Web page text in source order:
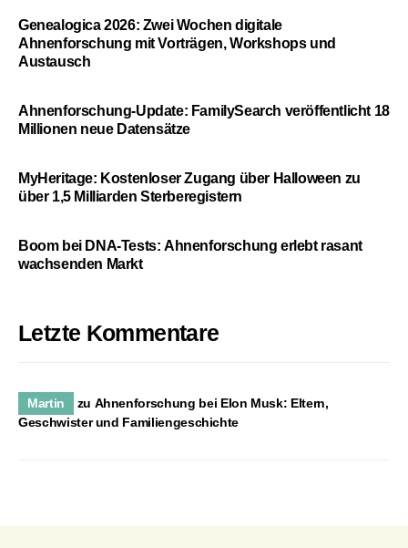
Genealogica 2026: Zwei Wochen digitale
Ahnenforschung mit Vorträgen, Workshops und
Austausch
Ahnenforschung-Update: FamilySearch veröffentlicht 18
Millionen neue Datensätze
MyHeritage: Kostenloser Zugang über Halloween zu
über 1,5 Milliarden Sterberegistern
Boom bei DNA-Tests: Ahnenforschung erlebt rasant
wachsenden Markt
Letzte Kommentare
Martin zu Ahnenforschung bei Elon Musk: Eltern,
Geschwister und Familiengeschichte